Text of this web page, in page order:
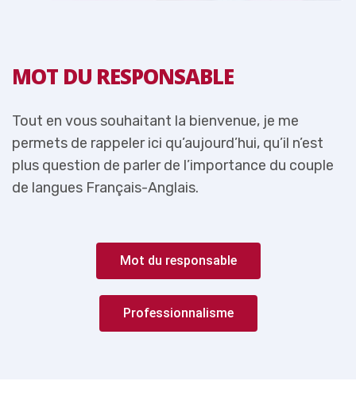
MOT DU RESPONSABLE
Tout en vous souhaitant la bienvenue, je me
permets de rappeler ici qu’aujourd’hui, qu’il n’est
plus question de parler de l’importance du couple
de langues Français-Anglais.
Mot du responsable
Professionnalisme